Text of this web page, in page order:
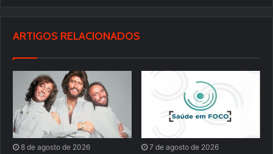
ARTIGOS RELACIONADOS
8 de agosto de 2026 7 de agosto de 2026